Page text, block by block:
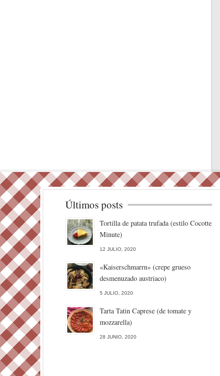
Últimos posts
Tortilla de patata trufada (estilo Cocotte
Minute)
12 JULIO, 2020
«Kaiserschmarrn» (crepe grueso
desmenuzado austriaco)
5 JULIO, 2020
Tarta Tatin Caprese (de tomate y
mozzarella)
28 JUNIO, 2020